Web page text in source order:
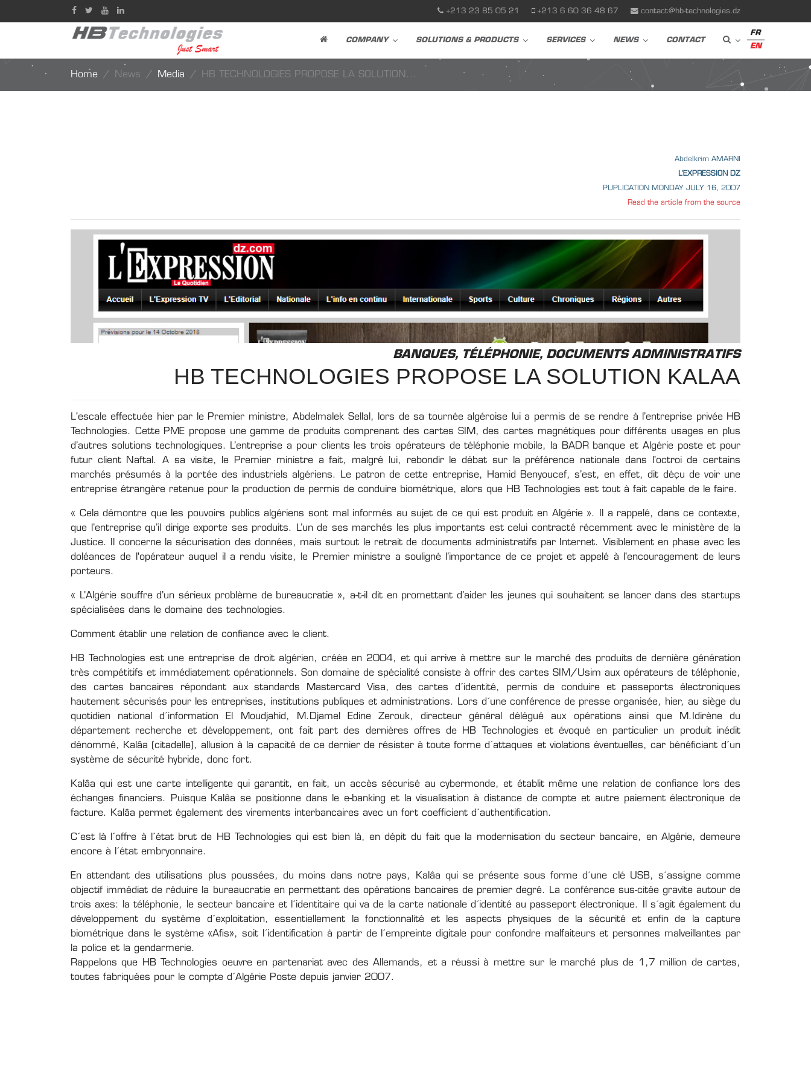
+213 23 85 05 21 +213 6 60 36 48 67 contact@hb-technologies.dz
FR
EN
COMPANY SOLUTIONS & PRODUCTS SERVICES NEWS CONTACT
Home News Media HB TECHNOLOGIES PROPOSE LA SOLUTION...
Abdelkrim AMARNI
L’EXPRESSION DZ
PUPLICATION MONDAY JULY 16, 2007
Read the article from the source
BANQUES, TÉLÉPHONIE, DOCUMENTS ADMINISTRATIFS
HB TECHNOLOGIES PROPOSE LA SOLUTION KALAA
L'escale effectuée hier par le Premier ministre, Abdelmalek Sellal, lors de sa tournée algéroise lui a permis de se rendre à l’entreprise privée HB
Technologies. Cette PME propose une gamme de produits comprenant des cartes SIM, des cartes magnétiques pour différents usages en plus
d’autres solutions technologiques. L’entreprise a pour clients les trois opérateurs de téléphonie mobile, la BADR banque et Algérie poste et pour
futur client Naftal. A sa visite, le Premier ministre a fait, malgré lui, rebondir le débat sur la préférence nationale dans l'octroi de certains
marchés présumés à la portée des industriels algériens. Le patron de cette entreprise, Hamid Benyoucef, s’est, en effet, dit déçu de voir une
entreprise étrangère retenue pour la production de permis de conduire biométrique, alors que HB Technologies est tout à fait capable de le faire.
« Cela démontre que les pouvoirs publics algériens sont mal informés au sujet de ce qui est produit en Algérie ». Il a rappelé, dans ce contexte,
que l’entreprise qu’il dirige exporte ses produits. L’un de ses marchés les plus importants est celui contracté récemment avec le ministère de la
Justice. Il concerne la sécurisation des données, mais surtout le retrait de documents administratifs par Internet. Visiblement en phase avec les
doléances de l'opérateur auquel il a rendu visite, le Premier ministre a souligné l’importance de ce projet et appelé à l'encouragement de leurs
porteurs.
« L’Algérie souffre d’un sérieux problème de bureaucratie », a-t-il dit en promettant d’aider les jeunes qui souhaitent se lancer dans des startups
spécialisées dans le domaine des technologies.
Comment établir une relation de confiance avec le client.
HB Technologies est une entreprise de droit algérien, créée en 2004, et qui arrive à mettre sur le marché des produits de dernière génération
très compétitifs et immédiatement opérationnels. Son domaine de spécialité consiste à offrir des cartes SIM/Usim aux opérateurs de téléphonie,
des cartes bancaires répondant aux standards Mastercard Visa, des cartes d´identité, permis de conduire et passeports électroniques
hautement sécurisés pour les entreprises, institutions publiques et administrations. Lors d´une conférence de presse organisée, hier, au siège du
quotidien national d´information El Moudjahid, M.Djamel Edine Zerouk, directeur général délégué aux opérations ainsi que M.Idirène du
département recherche et développement, ont fait part des dernières offres de HB Technologies et évoqué en particulier un produit inédit
dénommé, Kalâa (citadelle), allusion à la capacité de ce dernier de résister à toute forme d´attaques et violations éventuelles, car bénéficiant d´un
système de sécurité hybride, donc fort.
Kalâa qui est une carte intelligente qui garantit, en fait, un accès sécurisé au cybermonde, et établit même une relation de confiance lors des
échanges financiers. Puisque Kalâa se positionne dans le e-banking et la visualisation à distance de compte et autre paiement électronique de
facture. Kalâa permet également des virements interbancaires avec un fort coefficient d´authentification.
C´est là l´offre à l´état brut de HB Technologies qui est bien là, en dépit du fait que la modernisation du secteur bancaire, en Algérie, demeure
encore à l´état embryonnaire.
En attendant des utilisations plus poussées, du moins dans notre pays, Kalâa qui se présente sous forme d´une clé USB, s´assigne comme
objectif immédiat de réduire la bureaucratie en permettant des opérations bancaires de premier degré. La conférence sus-citée gravite autour de
trois axes: la téléphonie, le secteur bancaire et l´identitaire qui va de la carte nationale d´identité au passeport électronique. Il s´agit également du
développement du système d´exploitation, essentiellement la fonctionnalité et les aspects physiques de la sécurité et enfin de la capture
biométrique dans le système «Afis», soit l´identification à partir de l´empreinte digitale pour confondre malfaiteurs et personnes malveillantes par
la police et la gendarmerie.
Rappelons que HB Technologies oeuvre en partenariat avec des Allemands, et a réussi à mettre sur le marché plus de 1,7 million de cartes,
toutes fabriquées pour le compte d´Algérie Poste depuis janvier 2007.